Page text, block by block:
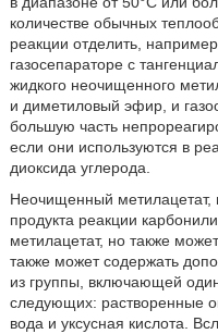
количестве обычных
реакции отделить,
газосепараторе с
жидкого неочищенного
и диметиловый эфир, и
большую часть
если они используются в
диоксида углерода.
Неочищенный метилацетат,
продукта реакции
метилацетат, но также
также может содержать
из группы, включающей
следующих: растворенные
вода и уксусная кислота.